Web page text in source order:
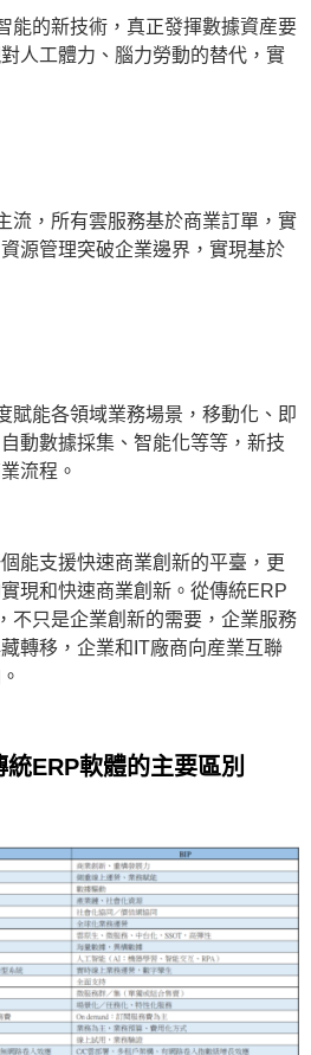
能的新技術，真正發揮數據資産要
人工體力、腦力勞動的替代，實
流，所有雲服務基於商業訂單，實
源管理突破企業邊界，實現基於
賦能各領域業務場景，移動化、即
動數據採集、智能化等等，新技
流程。
能支援快速商業創新的平臺，更
現和快速商業創新。從傳統ERP
不只是企業創新的需要，企業服務
轉移，企業和IT廠商向産業互聯
ERP軟體的主要區別